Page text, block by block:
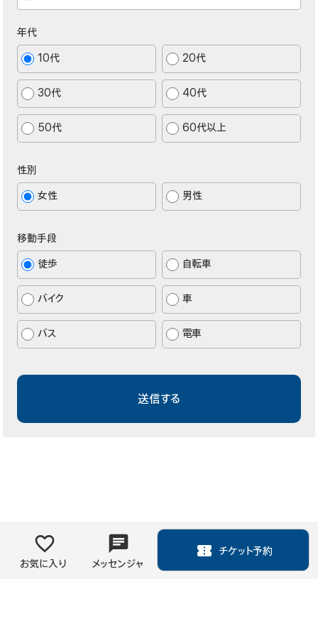
年代
10代
20代
30代 40代
50代 60代以上
性別
女性
男性
移動手段
徒歩
自転車
バイク 車
バス 電車
お気に入り メッセンジャ
チケット予約